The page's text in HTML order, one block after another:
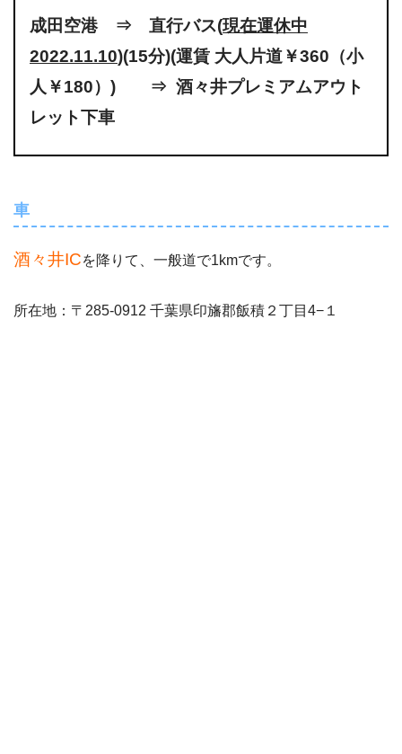
成田空港 ⇒ 直行バス(現在運休中
2022.11.10)(15分)(運賃 大人片道￥360（小
人￥180）) ⇒ 酒々井プレミアムアウト
レット下車
車
酒々井ICを降りて、一般道で1kmです。
所在地：〒285-0912 千葉県印旛郡飯積２丁目4−１